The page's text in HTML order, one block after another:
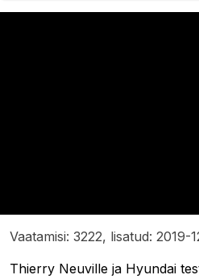
Vaatamisi: 3222, lisatud: 2019-
Thierry Neuville ja Hyundai